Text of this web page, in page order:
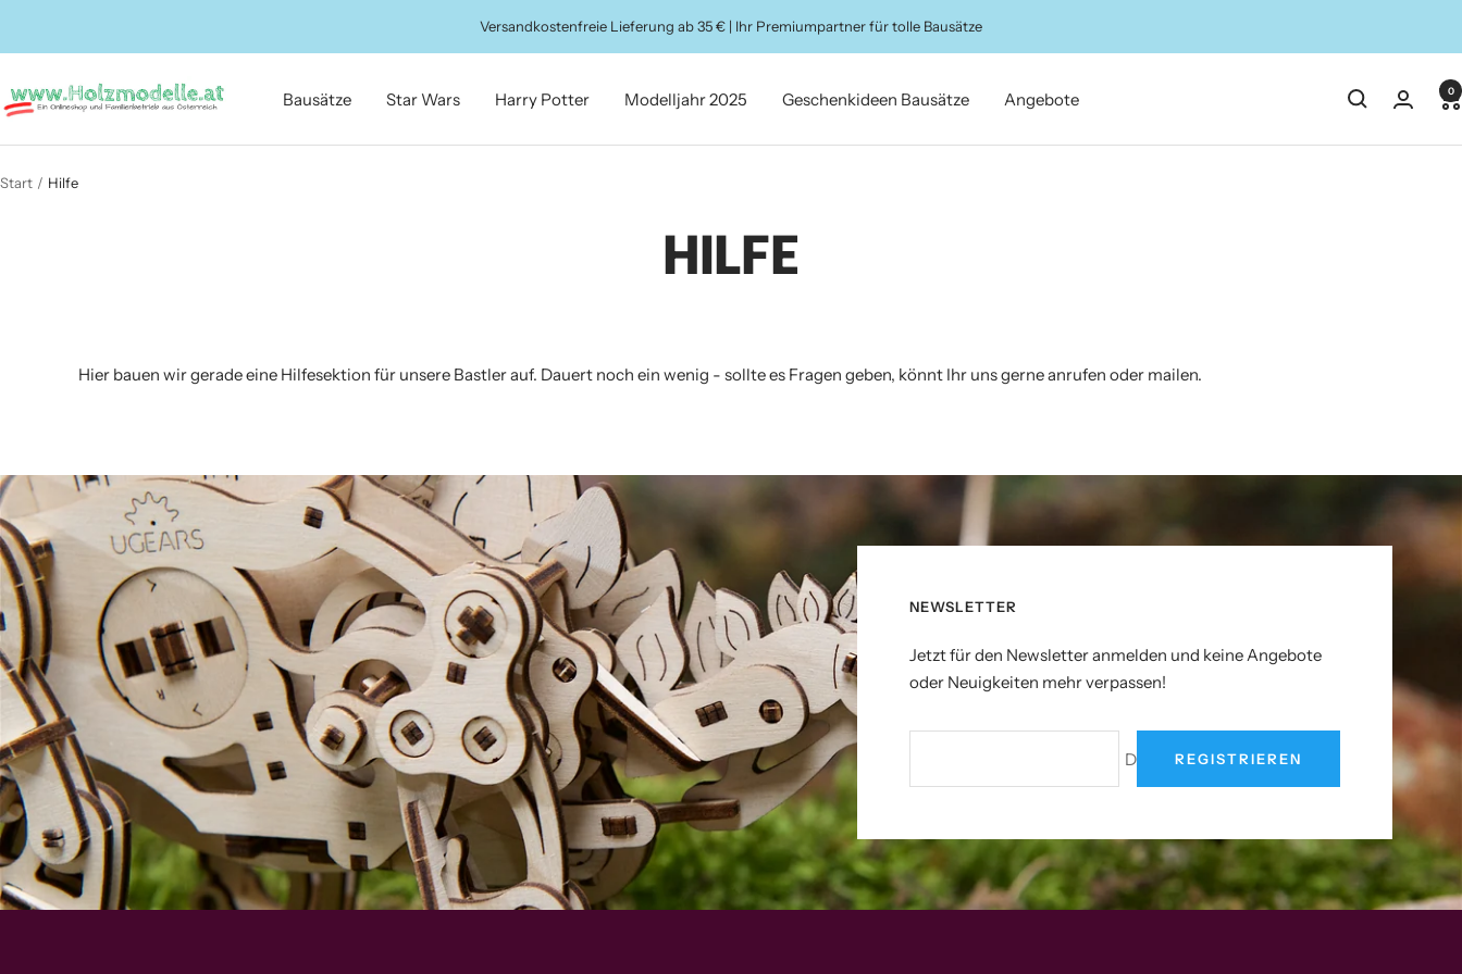
Versandkostenfreie Lieferung ab 35 € | Ihr Premiumpartner für tolle Bausätze
Bausätze Star Wars Harry Potter Modelljahr 2025 Geschenkideen Bausätze Angebote
Holzmodelle.at 0
Start Hilfe
HILFE
Hier bauen wir gerade eine Hilfesektion für unsere Bastler auf. Dauert noch ein wenig - sollte es Fragen geben, könnt Ihr uns gerne anrufen oder mailen.
NEWSLETTER
Jetzt für den Newsletter anmelden und keine Angebote
oder Neuigkeiten mehr verpassen!
Deine E-MailREGISTRIEREN